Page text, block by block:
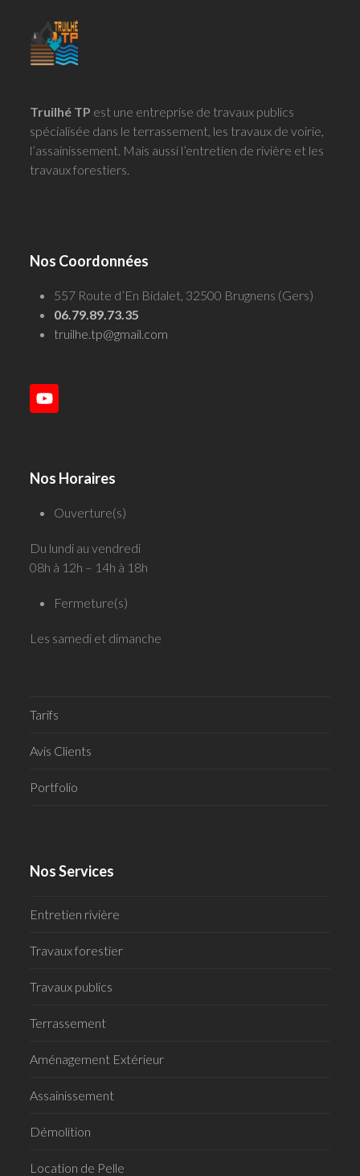
Truilhé TP est une entreprise de travaux publics
spécialisée dans le terrassement, les travaux de voirie,
l’assainissement. Mais aussi l’entretien de rivière et les
travaux forestiers.
Nos Coordonnées
557 Route d’En Bidalet, 32500 Brugnens (Gers)
06.79.89.73.35
truilhe.tp@gmail.com
YouTube
Nos Horaires
Ouverture(s)
Du lundi au vendredi
08h à 12h – 14h à 18h
Fermeture(s)
Les samedi et dimanche
Tarifs
Avis Clients
Portfolio
Nos Services
Entretien rivière
Travaux forestier
Travaux publics
Terrassement
Aménagement Extérieur
Assainissement
Démolition
Location de Pelle